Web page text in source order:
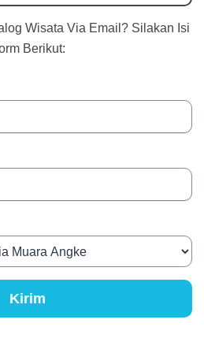
Wisata Via Email? Silakan Isi
Berikut:
Kirim